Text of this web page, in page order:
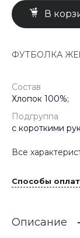
В
ФУТБОЛКА
Состав
Хлопок 100%;
Подгруппа
с короткими
Все
Способы
Описание